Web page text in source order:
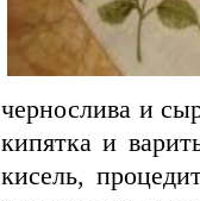
чернослива и
кипятка и
кисель,